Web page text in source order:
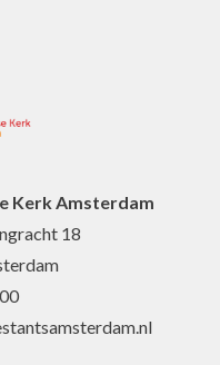
Kerk Amsterdam
18